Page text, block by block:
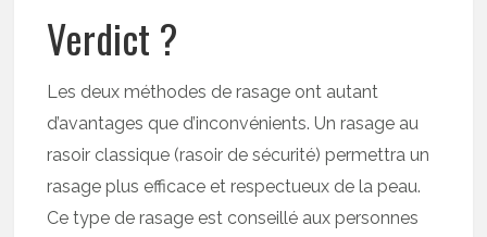
Verdict ?
Les deux méthodes de rasage ont autant
d’avantages que d’inconvénients. Un rasage au
rasoir classique (rasoir de sécurité) permettra un
rasage plus efficace et respectueux de la peau.
Ce type de rasage est conseillé aux personnes